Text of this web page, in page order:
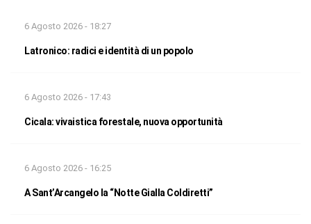
6 Agosto 2026 - 18:27
Latronico: radici e identità di un popolo
6 Agosto 2026 - 17:43
Cicala: vivaistica forestale, nuova opportunità
6 Agosto 2026 - 16:25
A Sant’Arcangelo la “Notte Gialla Coldiretti”